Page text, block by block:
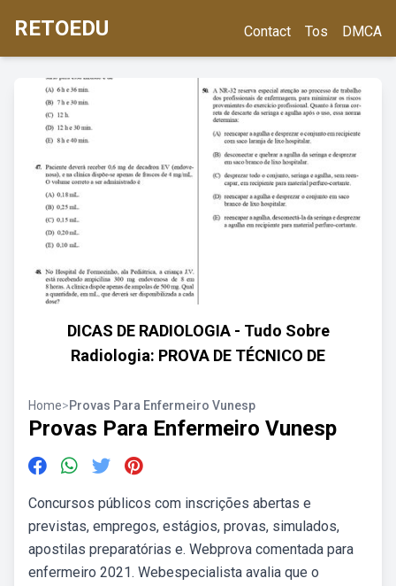
RETOEDU Contact Tos DMCA
DICAS DE RADIOLOGIA - Tudo Sobre
Radiologia: PROVA DE TÉCNICO DE
Home>Provas Para Enfermeiro Vunesp
Provas Para Enfermeiro Vunesp
Concursos públicos com inscrições abertas e
previstas, empregos, estágios, provas, simulados,
apostilas preparatórias e. Webprova comentada para
enfermeiro 2021. Webespecialista avalia que o